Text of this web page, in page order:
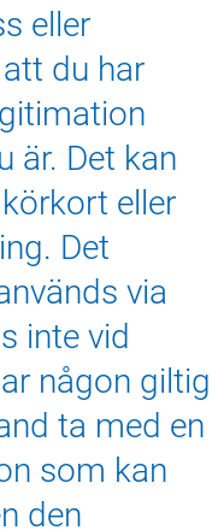
eller
du har
är. Det kan
eller
Det
via
inte vid
någon giltig
ta med en
som kan
den